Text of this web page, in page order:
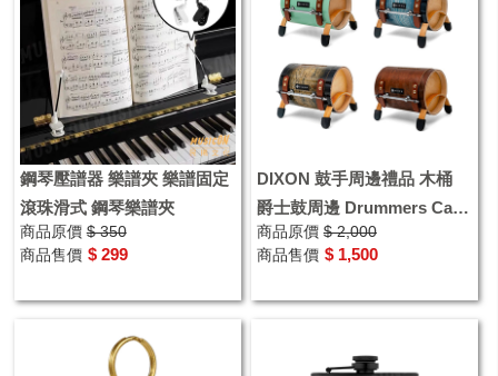
鋼琴壓譜器 樂譜夾 樂譜固定
滾珠滑式 鋼琴樂譜夾
商品原價 $ 350
商品售價 $ 299
DIXON 鼓手周邊禮品 木桶
爵士鼓周邊 Drummers Cask
橡木桶 零錢筒 面紙盒
商品原價 $ 2,000
商品售價 $ 1,500